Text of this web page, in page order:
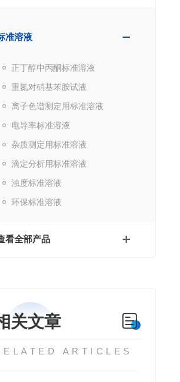
准溶液
正丁醇中丙酮标准溶液
重氮对硝基苯胺试液
离子色谱测定用标准溶液
电导率标准溶液
杂质测定用标准溶液
滴定分析用标准溶液
浊度标准溶液
环保标准溶液
看全部产品
关文章
ARTICLES